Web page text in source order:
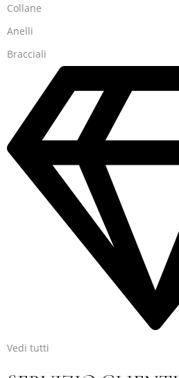
Collane
Anelli
Bracciali
Vedi tutti